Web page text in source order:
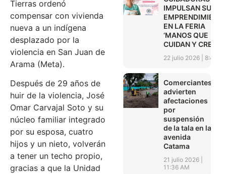
Tierras ordenó
compensar con vivienda
nueva a un indígena
desplazado por la
violencia en San Juan de
Arama (Meta).
Después de 29 años de
huir de la violencia, José
Omar Carvajal Soto y su
núcleo familiar integrado
por su esposa, cuatro
hijos y un nieto, volverán
a tener un techo propio,
gracias a que la Unidad
IMPULSAN SUS
EN LA FERIA
‘MANOS QUE
CUIDAN Y CREAN’
22 julio 2026 8:45
Comerciantes
advierten
afectaciones
por
suspensión
de la tala en la
avenida
Catama
21 julio 2026
11:36 AM